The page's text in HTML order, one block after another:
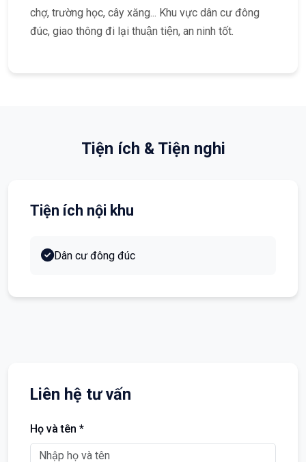
chợ, trường học, cây xăng... Khu vực dân cư đông
đúc, giao thông đi lại thuận tiện, an ninh tốt.
Tiện ích & Tiện nghi
Tiện ích nội khu
Dân cư đông đúc
Liên hệ tư vấn
Họ và tên *